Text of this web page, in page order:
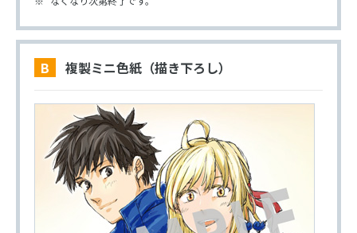
B 複製ミニ色紙（描き下ろし）